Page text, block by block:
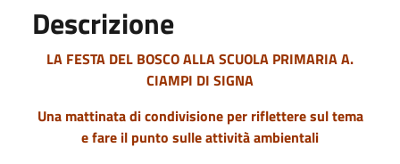
Descrizione
LA FESTA DEL BOSCO ALLA SCUOLA PRIMARIA A.
CIAMPI DI SIGNA
Una mattinata di condivisione per riflettere sul tema
e fare il punto sulle attività ambientali